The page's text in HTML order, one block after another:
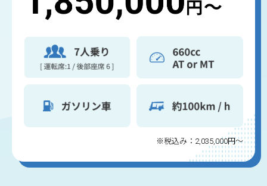
※税込み：2,035,000円～